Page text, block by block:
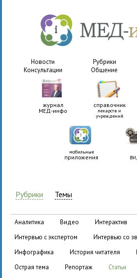
Новости Рубрики
Консультации
Общение
журнал
МЕД-инфо
справочник
лекарств и
учреждений
мобильные
приложения
Рубрики Темы
аналитика видео
интерактив
интервью с экспертом
интервью со
инфографика
история читателя
острая тема
репортаж статьи